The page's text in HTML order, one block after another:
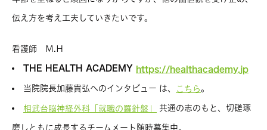
伝え方を考え工夫していきたいです。
看護師 M.H
THE HEALTH ACADEMY https://healthacademy.jp
当院院長加藤貴弘へのインタビュー は、 こちら 。
相武台脳神経外科「就職の羅針盤」 共通の志のもと、切磋琢
磨しともに成長するチームメート随時募集中。